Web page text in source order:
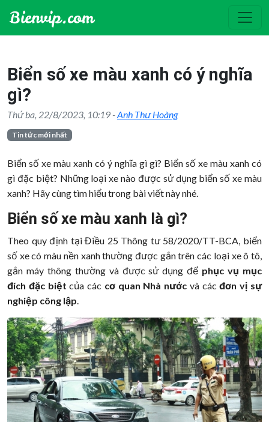
Biển số xe màu xanh có ý nghĩa
gì?
Thứ ba, 22/8/2023, 10:19 -Anh Thư Hoàng
Tin tức mới nhất
Biển số xe màu xanh có ý nghĩa gì gì? Biển số xe màu xanh có
gì đặc biệt? Những loại xe nào được sử dụng biển số xe màu
xanh? Hãy cùng tìm hiểu trong bài viết này nhé.
Biển số xe màu xanh là gì?
Theo quy định tại Điều 25 Thông tư 58/2020/TT-BCA, biển
số xe có màu nền xanh thường được gắn trên các loại xe ô tô,
gắn máy thông thường và được sử dụng để phục vụ mục
đích đặc biệt của các cơ quan Nhà nước và cácđơn vị sự
nghiệp công lập.